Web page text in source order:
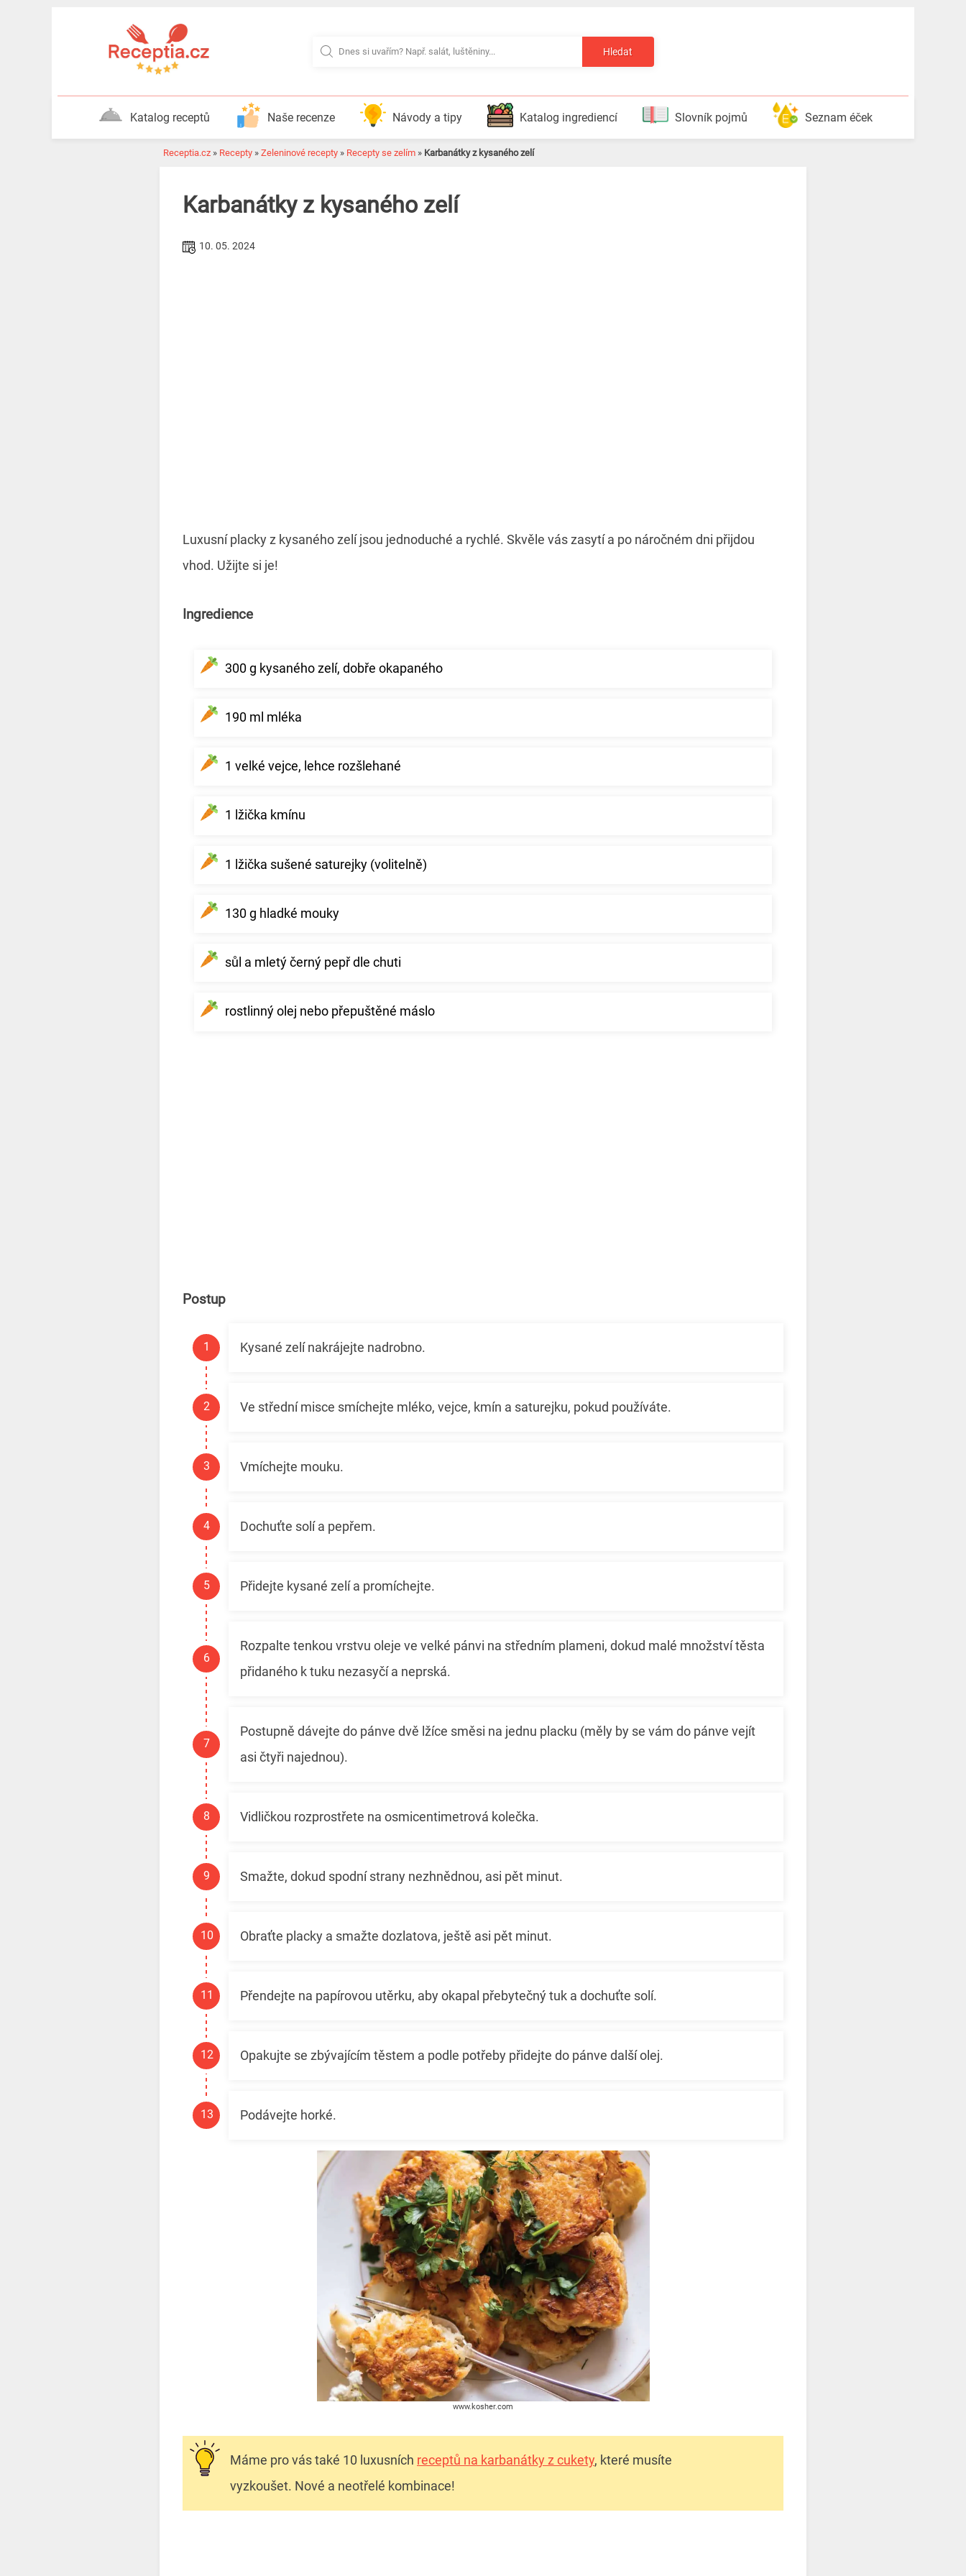
Hledat
Katalog receptů Naše recenze Návody a tipy Katalog ingrediencí Slovník pojmů Seznam éček
Receptia.cz » Recepty » Zeleninové recepty » Recepty se zelím » Karbanátky z kysaného zelí
Karbanátky z kysaného zelí
10. 05. 2024
Luxusní placky z kysaného zelí jsou jednoduché a rychlé. Skvěle vás zasytí a po náročném dni přijdou
vhod. Užijte si je!
Ingredience
300 g kysaného zelí, dobře okapaného
190 ml mléka
1 velké vejce, lehce rozšlehané
1 lžička kmínu
1 lžička sušené saturejky (volitelně)
130 g hladké mouky
sůl a mletý černý pepř dle chuti
rostlinný olej nebo přepuštěné máslo
Postup
Kysané zelí nakrájejte nadrobno.
Ve střední misce smíchejte mléko, vejce, kmín a saturejku, pokud používáte.
Vmíchejte mouku.
Dochuťte solí a pepřem.
Přidejte kysané zelí a promíchejte.
Rozpalte tenkou vrstvu oleje ve velké pánvi na středním plameni, dokud malé množství těsta
přidaného k tuku nezasyčí a neprská.
Postupně dávejte do pánve dvě lžíce směsi na jednu placku (měly by se vám do pánve vejít
asi čtyři najednou).
Vidličkou rozprostřete na osmicentimetrová kolečka.
Smažte, dokud spodní strany nezhnědnou, asi pět minut.
Obraťte placky a smažte dozlatova, ještě asi pět minut.
Přendejte na papírovou utěrku, aby okapal přebytečný tuk a dochuťte solí.
Opakujte se zbývajícím těstem a podle potřeby přidejte do pánve další olej.
Podávejte horké.
www.kosher.com
Máme pro vás také 10 luxusních receptů na karbanátky z cukety, které musíte
vyzkoušet. Nové a neotřelé kombinace!